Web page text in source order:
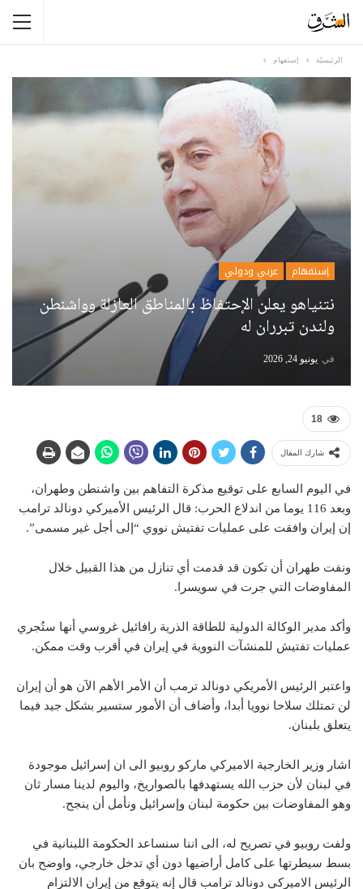
الرئيسيّة إستفهام
إستفهام عربي ودولي
نتنياهو يعلن الإحتفاظ بالمناطق العازلة وواشنطن
ولندن تبرران له
في يونيو 24, 2026
18
شارك المقال
في اليوم السابع على توقيع مذكرة التفاهم بين واشنطن وطهران،
وبعد 116 يوما من اندلاع الحرب: قال الرئيس الأميركي دونالد ترامب
إن إيران وافقت على عمليات تفتيش نووي “إلى أجل غير مسمى”.
ونفت طهران أن تكون قد قدمت أي تنازل من هذا القبيل خلال
المفاوضات التي جرت في سويسرا.
وأكد مدير الوكالة الدولية للطاقة الذرية رافائيل غروسي أنها ستُجري
عمليات تفتيش للمنشآت النووية في إيران في أقرب وقت ممكن.
واعتبر الرئيس الأمريكي دونالد ترمب أن الأمر الأهم الآن هو أن إيران
لن تمتلك سلاحا نوويا أبدا، وأضاف أن الأمور ستسير بشكل جيد فيما
يتعلق بلبنان.
اشار وزير الخارجية الاميركي ​ماركو روبيو​ الى ان إسرائيل موجودة
في لبنان لأن حزب الله يستهدفها بالصواريخ، واليوم لدينا مسار ثان
وهو المفاوضات بين حكومة لبنان وإسرائيل ونأمل أن ينجح.
ولفت روبيو في تصريح له، الى اننا سنساعد الحكومة اللبنانية في
بسط سيطرتها على كامل أراضيها دون أي تدخل خارجي، واوضح بان
الرئيس الاميركي ​دونالد ترامب​ قال إنه يتوقع من إيران الالتزام